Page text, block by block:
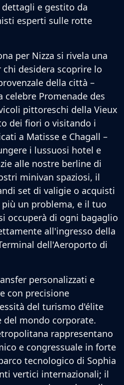
e gestito da
esperti sulle rotte
per Nizza si rivela una
desidera scoprire lo
della città –
celebre Promenade des
pittoreschi della Vieux
dei fiori o visitando i
a Matisse e Chagall –
i lussuosi hotel e
alle nostre berline di
minivan spaziosi, il
set di valigie o acquisti
un problema, e il tuo
occuperà di ogni bagaglio
all'ingresso della
dell'Aeroporto di
personalizzati e
con precisione
del turismo d'élite
del mondo corporate.
rappresentano
e congressuale in forte
tecnologico di Sophia
vertici internazionali; il